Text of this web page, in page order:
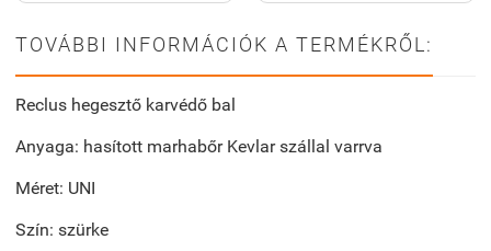
TOVÁBBI INFORMÁCIÓK A TERMÉKRŐL:
Reclus hegesztő karvédő bal
Anyaga: hasított marhabőr Kevlar szállal varrva
Méret: UNI
Szín: szürke